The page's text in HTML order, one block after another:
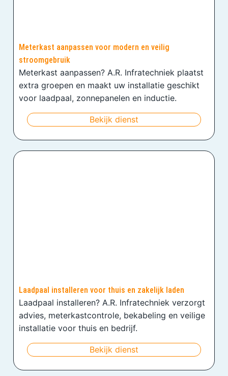
Meterkast aanpassen voor modern en veilig
stroomgebruik
Meterkast aanpassen? A.R. Infratechniek plaatst
extra groepen en maakt uw installatie geschikt
voor laadpaal, zonnepanelen en inductie.
Bekijk dienst
Laadpaal installeren voor thuis en zakelijk laden
Laadpaal installeren? A.R. Infratechniek verzorgt
advies, meterkastcontrole, bekabeling en veilige
installatie voor thuis en bedrijf.
Bekijk dienst